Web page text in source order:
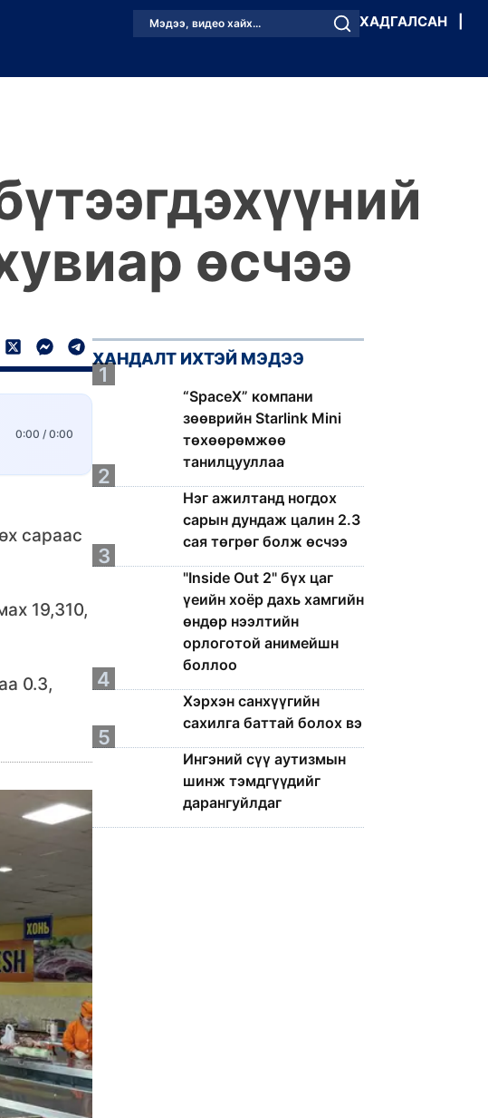
Мэдээ, видео хайх... ХАДГАЛСАН
өсчээ
0:00 / 0:00
сараас
19,310,
0.3,
ХАНДАЛТ ИХТЭЙ МЭДЭЭ
1
“SpaceX” компани
зөөврийн Starlink Mini
төхөөрөмжөө
танилцууллаа
2
Нэг ажилтанд ногдох
сарын дундаж цалин 2.3
сая төгрөг болж өсчээ
3
"Inside Out 2" бүх цаг
үеийн хоёр дахь хамгийн
өндөр нээлтийн
орлоготой анимейшн
боллоо
4
Хэрхэн санхүүгийн
сахилга баттай болох вэ
5
Ингэний сүү аутизмын
шинж тэмдгүүдийг
дарангуйлдаг